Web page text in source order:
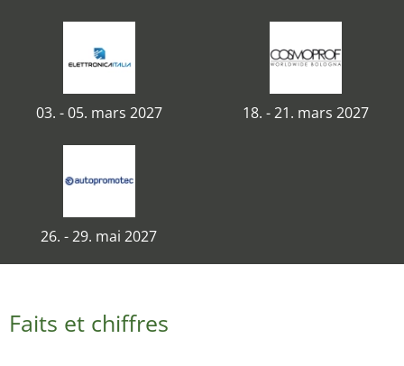
03. - 05. mars 2027 18. - 21. mars 2027
26. - 29. mai 2027
Faits et chiffres